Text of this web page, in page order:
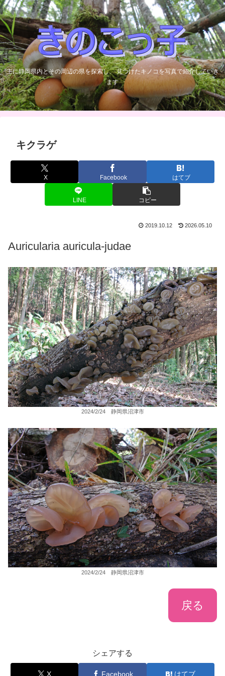
主に静岡県内とその周辺の県を探索し、 見つけたキノコを写真で紹介していき
ます
キクラゲ
X Facebook はてブ
LINE コピー
2019.10.12 2026.05.10
Auricularia auricula-judae
2024/2/24 静岡県沼津市
2024/2/24 静岡県沼津市
戻る
シェアする
X Facebook はてブ